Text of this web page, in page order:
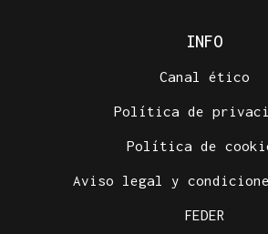
INFO
Canal ético
Política de
Política de
Aviso legal y
FEDER